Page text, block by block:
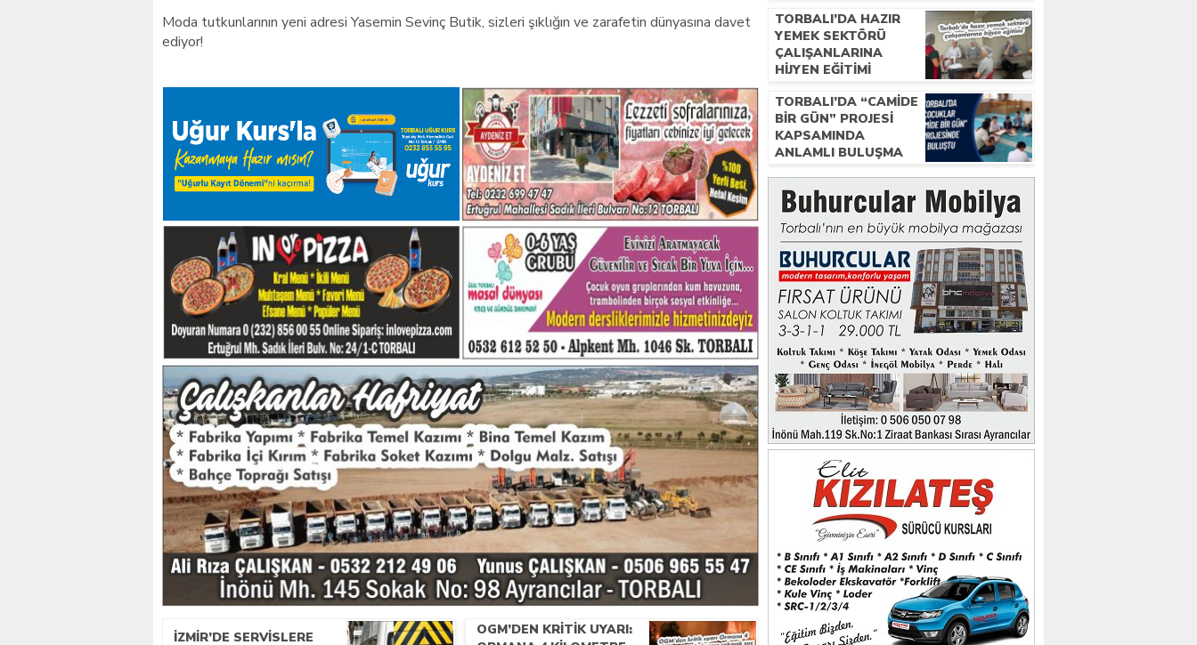
Moda tutkunlarının yeni adresi Yasemin Sevinç Butik, sizleri şıklığın ve zarafetin dünyasına davet
ediyor!
.
.
İZMIR’DE SERVISLERE
OGM’DEN KRITIK UYARI:
TORBALI’DA HAZIR
YEMEK SEKTÖRÜ
ÇALIŞANLARINA
HIJYEN EĞITIMI
TORBALI’DA “CAMIDE
BIR GÜN” PROJESI
KAPSAMINDA
ANLAMLI BULUŞMA